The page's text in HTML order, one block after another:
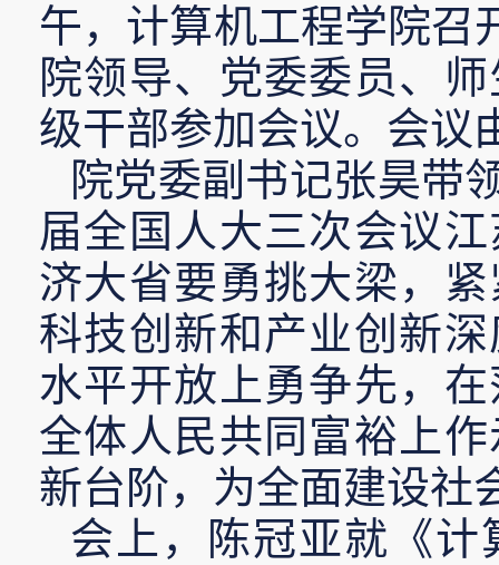
午，计算机工程学院召
院领导、党委委员、
级干部参加会议。会议
院党委副书记张昊带
届全国人大三次会议
济大省要勇挑大梁，
科技创新和产业创新
水平开放上勇争先，
全体人民共同富裕上
新台阶，为全面建设社
会上，陈冠亚就《计